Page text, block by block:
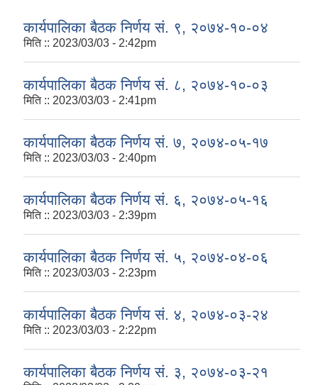
कार्यपालिका बैठक निर्णय सं. ९, २०७४-१०-०४
मिति :: 2023/03/03 - 2:42pm
कार्यपालिका बैठक निर्णय सं. ८, २०७४-१०-०३
मिति :: 2023/03/03 - 2:41pm
कार्यपालिका बैठक निर्णय सं. ७, २०७४-०५-१७
मिति :: 2023/03/03 - 2:40pm
कार्यपालिका बैठक निर्णय सं. ६, २०७४-०५-१६
मिति :: 2023/03/03 - 2:39pm
कार्यपालिका बैठक निर्णय सं. ५, २०७४-०४-०६
मिति :: 2023/03/03 - 2:23pm
कार्यपालिका बैठक निर्णय सं. ४, २०७४-०३-२४
मिति :: 2023/03/03 - 2:22pm
कार्यपालिका बैठक निर्णय सं. ३, २०७४-०३-२१